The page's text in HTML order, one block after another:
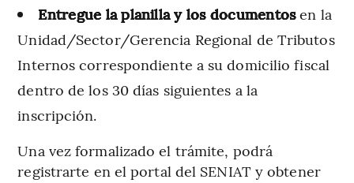
Entregue la planilla y los documentosen la
Unidad/Sector/Gerencia Regional de Tributos
Internos correspondiente a su domicilio fiscal
dentro de los 30 días siguientes a la
inscripción.
Una vez formalizado el trámite, podrá
registrarte en el portal del SENIAT y obtener